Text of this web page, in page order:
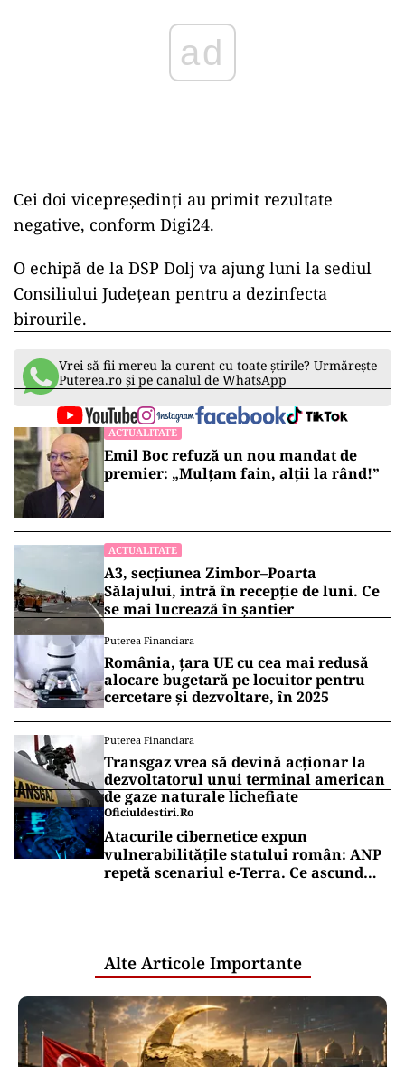
ad
Cei doi vicepreședinți au primit rezultate
negative, conform Digi24.
O echipă de la DSP Dolj va ajung luni la sediul
Consiliului Județean pentru a dezinfecta
birourile.
Vrei să fii mereu la curent cu toate știrile? Urmărește
Puterea.ro și pe canalul de WhatsApp
ACTUALITATE
Emil Boc refuză un nou mandat de
premier: „Mulțam fain, alții la rând!”
ACTUALITATE
A3, secțiunea Zimbor–Poarta
Sălajului, intră în recepție de luni. Ce
se mai lucrează în șantier
Puterea Financiara
România, țara UE cu cea mai redusă
alocare bugetară pe locuitor pentru
cercetare și dezvoltare, în 2025
Puterea Financiara
Transgaz vrea să devină acționar la
dezvoltatorul unui terminal american
de gaze naturale lichefiate
Oficiuldestiri.ro
Atacurile cibernetice expun
vulnerabilitățile statului român: ANP
repetă scenariul e‑Terra. Ce ascund
Alte Articole Importante